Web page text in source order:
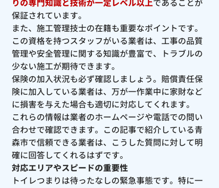
保証されています。
また、施工管理技士の在籍も重要なポイントです。
この資格を持つスタッフがいる業者は、工事の品質
管理や安全管理に関する知識が豊富で、トラブルの
少ない施工が期待できます。
保険の加入状況も必ず確認しましょう。賠償責任保
険に加入している業者は、万が一作業中に家財など
に損害を与えた場合も適切に対応してくれます。
これらの情報は業者のホームページや電話での問い
合わせで確認できます。この記事で紹介している青
森市で信頼できる業者は、こうした質問に対して明
確に回答してくれるはずです。
対応エリアやスピードの重要性
トイレつまりは待ったなしの緊急事態です。特に一